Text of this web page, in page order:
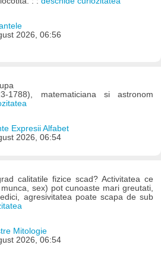
2026, 06:56
1788), matematiciana si astronom
Expresii Alfabet
2026, 06:54
calitatile fizice scad? Activitatea ce
sex) pot cunoaste mari greutati,
agresivitatea poate scapa de sub
Mitologie
2026, 06:54